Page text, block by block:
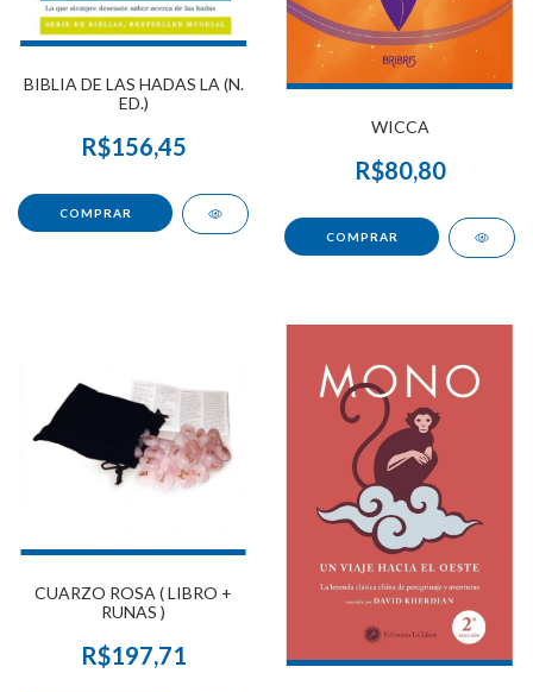
BIBLIA DE LAS HADAS LA (N.
ED.)
R$156,45
WICCA
R$80,80
CUARZO ROSA ( LIBRO +
RUNAS )
R$197,71